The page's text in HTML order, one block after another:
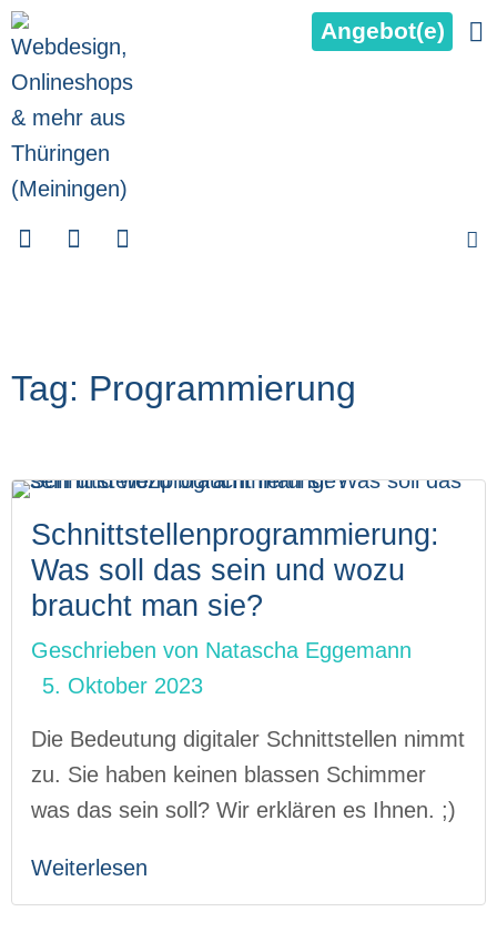
Angebot(e)
Tag: Programmierung
Schnittstellenprogrammierung:
Was soll das sein und wozu
braucht man sie?
Geschrieben von Natascha Eggemann
5. Oktober 2023
Die Bedeutung digitaler Schnittstellen nimmt
zu. Sie haben keinen blassen Schimmer
was das sein soll? Wir erklären es Ihnen. ;)
Weiterlesen